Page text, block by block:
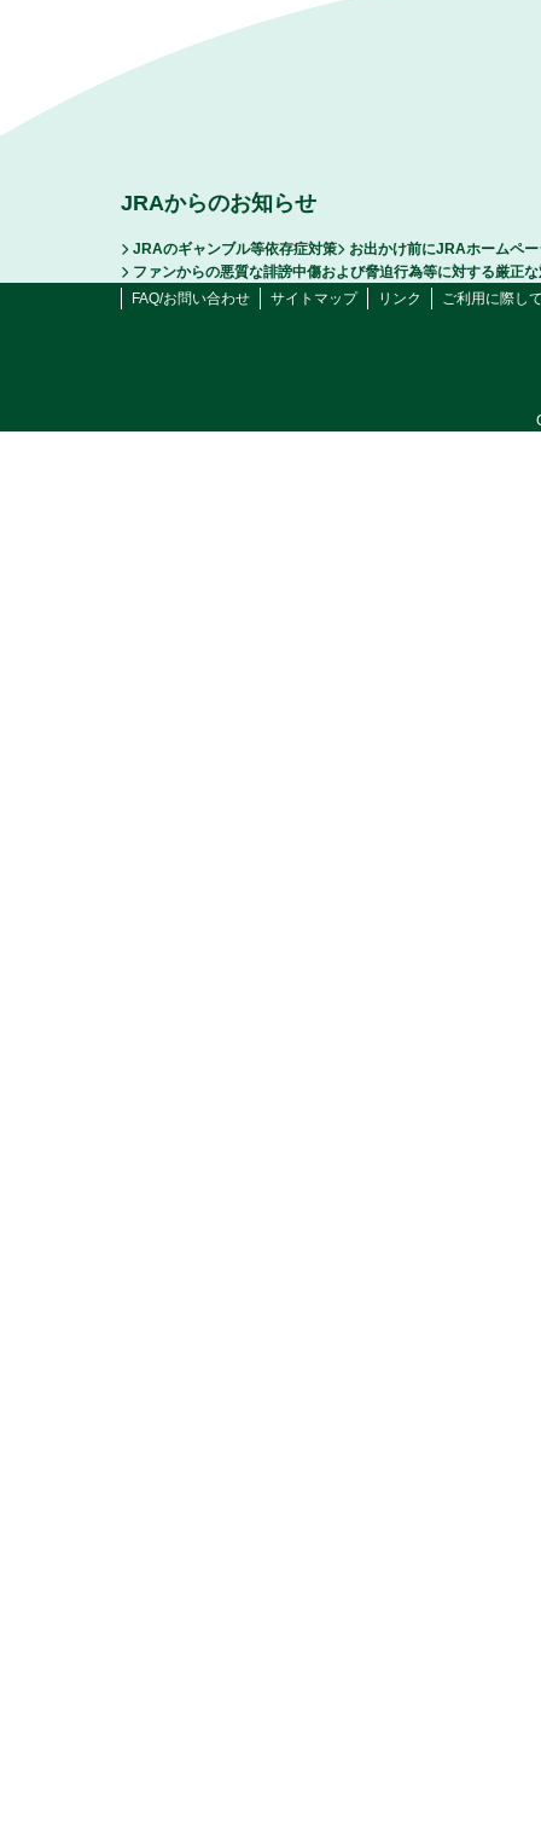
JRAからのお知らせ
JRAのギャンブル等依存症対策
お出かけ前にJRAホームペ
ファンからの悪質な誹謗中傷および脅迫行為等に対する厳正
FAQ/お問い合わせ
サイトマップ リンク ご利用に際し